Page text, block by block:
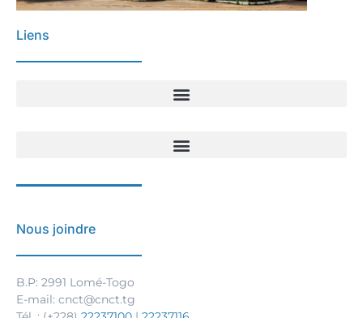
Liens
Nous joindre
B.P: 2991 Lomé-Togo
E-mail: cnct@cnct.tg